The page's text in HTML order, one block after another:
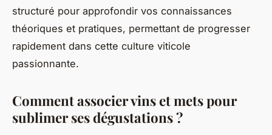
structuré pour approfondir vos connaissances
théoriques et pratiques, permettant de progresser
rapidement dans cette culture viticole
passionnante.
Comment associer vins et mets pour
sublimer ses dégustations ?